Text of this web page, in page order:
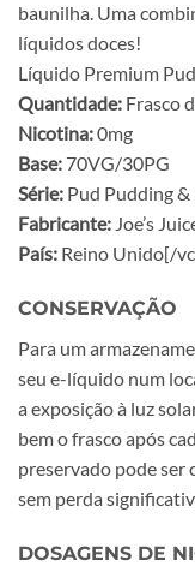
baunilha. Uma
líquidos doces!
Líquido Premium
Quantidade: Frasco
Nicotina:0mg
Base: 70VG/30PG
Série: Pud Pudding &
Fabricante: Joe’s
País: Reino Unido[/
CONSERVAÇÃO
Para um
seu e-líquido num
a exposição à luz
bem o frasco após
preservado pode ser
sem perda
DOSAGENS DE